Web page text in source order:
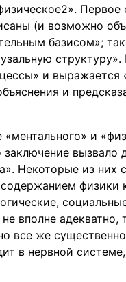
Первое
(и возможно
базисом»;
и
и
и
Некоторые из них
физики
вполне адекватно,
же
в нервной